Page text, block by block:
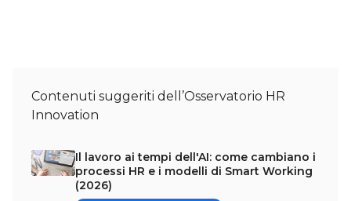
Contenuti suggeriti dell’Osservatorio HR
Innovation
Il lavoro ai tempi dell'AI: come cambiano i
processi HR e i modelli di Smart Working
(2026)